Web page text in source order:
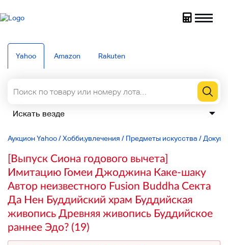
Yahoo Amazon Rakuten
Аукцион Yahoo/Хобби,увлечения / Предметы искусства /
[Выпуск Сиона годового вычета]
Имитацию Гомеи Джоджина Каке-шаку
Автор неизвестного Fusion Buddha Секта
Да Нен Буддийский храм Буддийская
живопись Древняя живопись Буддийское
раннее Эдо? (19)